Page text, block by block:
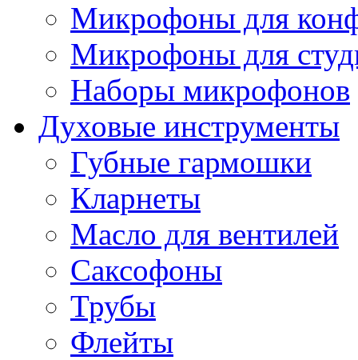
Микрофоны для
Микрофоны для
Наборы микрофонов
Духовые инструменты
Губные гармошки
Кларнеты
Масло для вентилей
Саксофоны
Трубы
Флейты